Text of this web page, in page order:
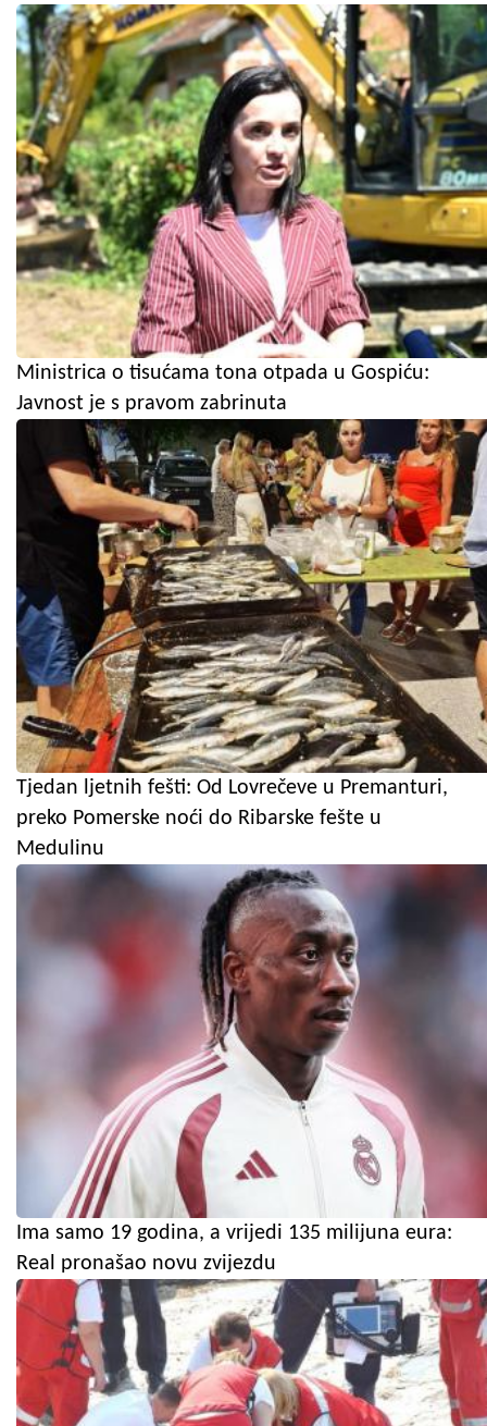
Ministrica o tisućama tona otpada u Gospiću:
Javnost je s pravom zabrinuta
Tjedan ljetnih fešti: Od Lovrečeve u Premanturi,
preko Pomerske noći do Ribarske fešte u
Medulinu
Ima samo 19 godina, a vrijedi 135 milijuna eura:
Real pronašao novu zvijezdu